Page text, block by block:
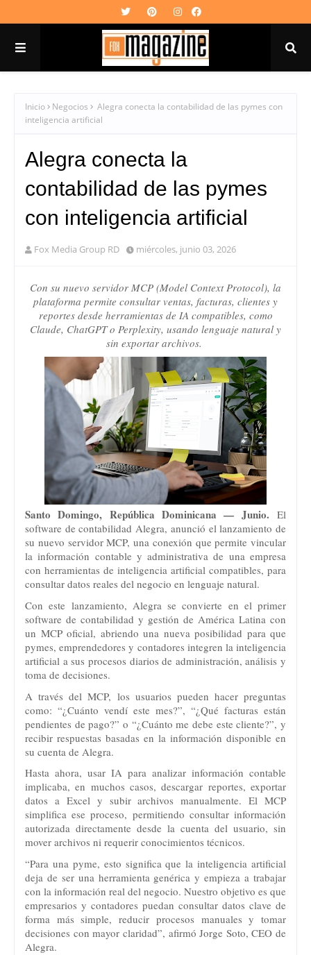
Inicio Negocios
Alegra conecta la contabilidad de las pymes con
inteligencia artificial
Alegra conecta la
contabilidad de las pymes
con inteligencia artificial
Fox Media Group RD miércoles, junio 03, 2026
Con su nuevo servidor MCP (Model Context Protocol), la
plataforma permite consultar ventas, facturas, clientes y
reportes desde herramientas de IA compatibles, como
Claude, ChatGPT o Perplexity, usando lenguaje natural y
sin exportar archivos.
Santo Domingo, República Dominicana — Junio. El
software de contabilidad Alegra, anunció el lanzamiento de
su nuevo servidor MCP, una conexión que permite vincular
la información contable y administrativa de una empresa
con herramientas de inteligencia artificial compatibles, para
consultar datos reales del negocio en lenguaje natural.
Con este lanzamiento, Alegra se convierte en el primer
software de contabilidad y gestión de América Latina con
un MCP oficial, abriendo una nueva posibilidad para que
pymes, emprendedores y contadores integren la inteligencia
artificial a sus procesos diarios de administración, análisis y
toma de decisiones.
A través del MCP, los usuarios pueden hacer preguntas
como: “¿Cuánto vendí este mes?”, “¿Qué facturas están
pendientes de pago?” o “¿Cuánto me debe este cliente?”, y
recibir respuestas basadas en la información disponible en
su cuenta de Alegra.
Hasta ahora, usar IA para analizar información contable
implicaba, en muchos casos, descargar reportes, exportar
datos a Excel y subir archivos manualmente. El MCP
simplifica ese proceso, permitiendo consultar información
autorizada directamente desde la cuenta del usuario, sin
mover archivos ni requerir conocimientos técnicos.
“Para una pyme, esto significa que la inteligencia artificial
deja de ser una herramienta genérica y empieza a trabajar
con la información real del negocio. Nuestro objetivo es que
empresarios y contadores puedan consultar datos clave de
forma más simple, reducir procesos manuales y tomar
decisiones con mayor claridad”, afirmó Jorge Soto, CEO de
Alegra.